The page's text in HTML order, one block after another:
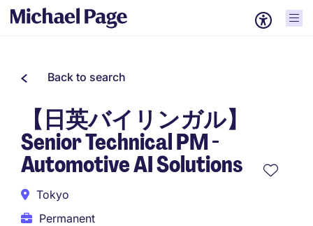
Back to search
【日英バイリンガル】
Senior Technical PM -
Automotive AI Solutions
Tokyo
Permanent